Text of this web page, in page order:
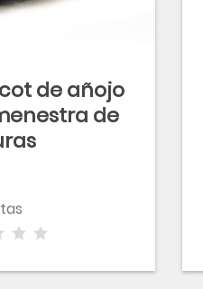
de añojo
de